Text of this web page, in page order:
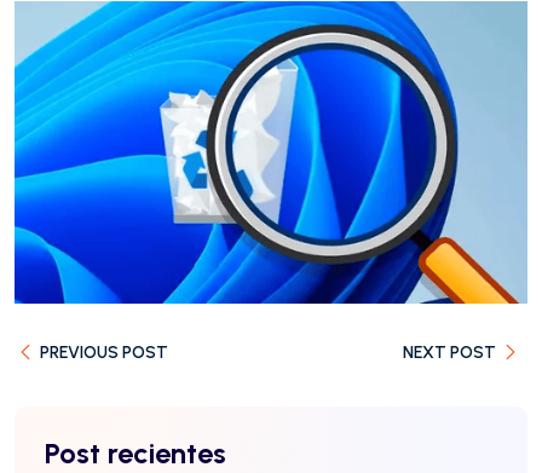
PREVIOUS POST NEXT POST
Post recientes